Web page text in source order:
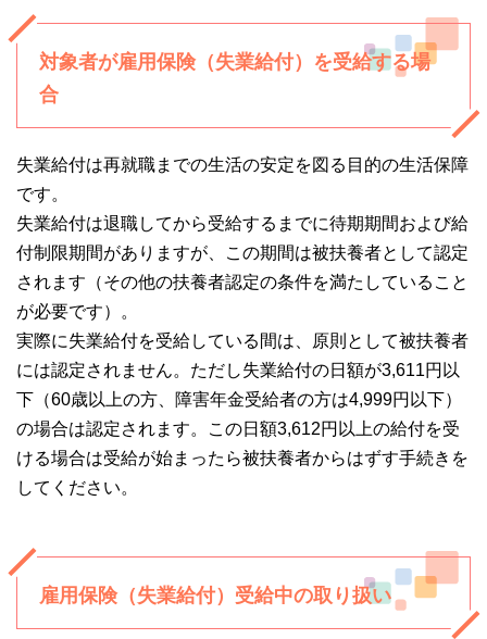
対象者が雇用保険（失業給付）を受給する場
合
失業給付は再就職までの生活の安定を図る目的の生活保障
です。
失業給付は退職してから受給するまでに待期期間および給
付制限期間がありますが、この期間は被扶養者として認定
されます（その他の扶養者認定の条件を満たしていること
が必要です）。
実際に失業給付を受給している間は、原則として被扶養者
には認定されません。ただし失業給付の日額が3,611円以
下（60歳以上の方、障害年金受給者の方は4,999円以下）
の場合は認定されます。この日額3,612円以上の給付を受
ける場合は受給が始まったら被扶養者からはずす手続きを
してください。
雇用保険（失業給付）受給中の取り扱い